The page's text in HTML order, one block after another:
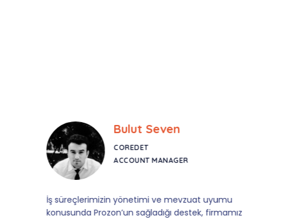
Bulut Seven
COREDET
ACCOUNT MANAGER
İş süreçlerimizin yönetimi ve mevzuat uyumu
konusunda Prozon’un sağladığı destek, firmamız